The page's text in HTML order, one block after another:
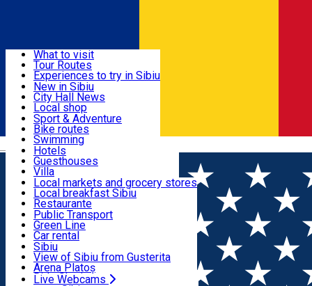
Română
Useful info
Activities & Adventure
Accommodation
Food, Drinks & Nightlife
Transport & Parking
Live Webcams
What to visit
Tour Routes
Experiences to try in Sibiu
Podcast
Culture
Museums
Churches
Parks, Zoo
County of Sibiu
New in Sibiu
City Hall News
Local shop
Sibiu artisans
Sibiul Verde
Public services
Education
How do I get to Sibiu
Tourist Info
Tour Guides
Guided tours
Publicații locale
Beauty salons
Sport & Adventure
Bike routes
Swimming
Riding
Indoor activities
Loc de joacă indoor
Loc de joacă outdoor
Ski
Ice skating
Yoga
Hotels
Guesthouses
Villa
Hostels
Motel
Camping
Renting rooms
Rooms for rent
Accommodation outside Sibiu
Local markets and grocery stores
Local breakfast Sibiu
Restaurante
Pizza
Fast Food
Coffee
Sweets
Pub, Bar
Night clubs
Bakeries
Public Transport
Green Line
Car rental
Rent a bike
Scooter rentals
Taxi
Ride Sharing
Sibiu
View of Sibiu from Gusterita
Arena Platoș
Live Webcams